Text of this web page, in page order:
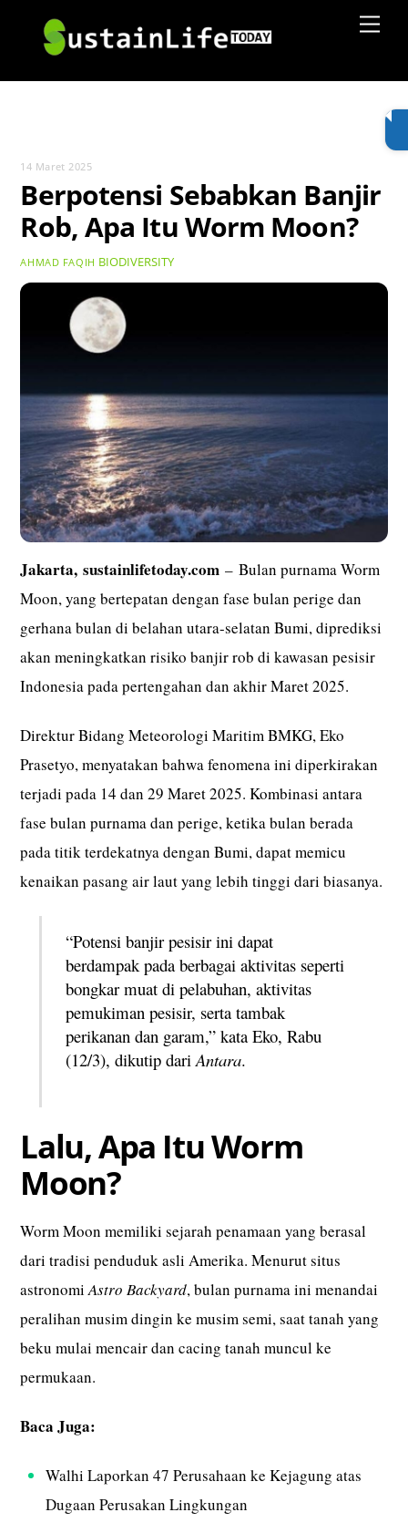
content
14 Maret 2025
Berpotensi Sebabkan Banjir
Rob, Apa Itu Worm Moon?
AHMAD FAQIH BIODIVERSITY
Jakarta,sustainlifetoday.com – Bulan purnama Worm
Moon, yang bertepatan dengan fase bulan perige dan
gerhana bulan di belahan utara-selatan Bumi, diprediksi
akan meningkatkan risiko banjir rob di kawasan pesisir
Indonesia pada pertengahan dan akhir Maret 2025.
Direktur Bidang Meteorologi Maritim BMKG, Eko
Prasetyo, menyatakan bahwa fenomena ini diperkirakan
terjadi pada 14 dan 29 Maret 2025. Kombinasi antara
fase bulan purnama dan perige, ketika bulan berada
pada titik terdekatnya dengan Bumi, dapat memicu
kenaikan pasang air laut yang lebih tinggi dari biasanya.
“Potensi banjir pesisir ini dapat
berdampak pada berbagai aktivitas seperti
bongkar muat di pelabuhan, aktivitas
pemukiman pesisir, serta tambak
perikanan dan garam,” kata Eko, Rabu
(12/3), dikutip dariAntara.
Lalu, Apa Itu Worm
Moon?
Worm Moon memiliki sejarah penamaan yang berasal
dari tradisi penduduk asli Amerika. Menurut situs
astronomiAstro Backyard, bulan purnama ini menandai
peralihan musim dingin ke musim semi, saat tanah yang
beku mulai mencair dan cacing tanah muncul ke
permukaan.
Baca Juga:
Walhi Laporkan 47 Perusahaan ke Kejagung atas
Dugaan Perusakan Lingkungan